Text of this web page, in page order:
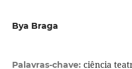
Bya Braga
Palavras-chave: ciência